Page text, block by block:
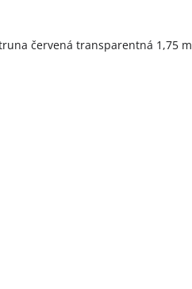
červená transparentná 1,75